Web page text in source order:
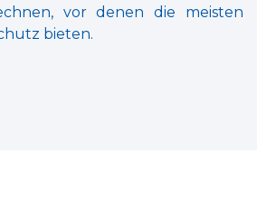
vor denen die meisten
bieten.